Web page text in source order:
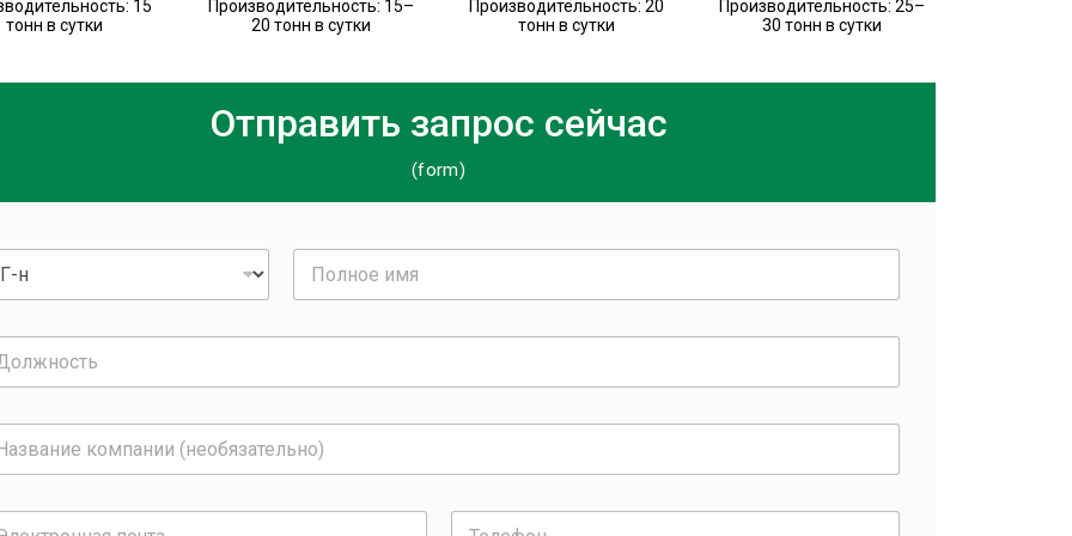
15
тонн в сутки
Производительность: 15–
20 тонн в сутки
Производительность: 20
тонн в сутки
Производительность: 25–
30 тонн в сутки
Отправить запрос сейчас
(form)
П
л
и
м
я
*
Т